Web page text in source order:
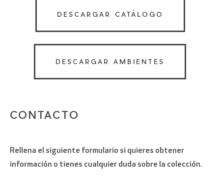
DESCARGAR CATÁLOGO
DESCARGAR AMBIENTES
CONTACTO
Rellena el siguiente formulario si quieres obtener
información o tienes cualquier duda sobre la colección.